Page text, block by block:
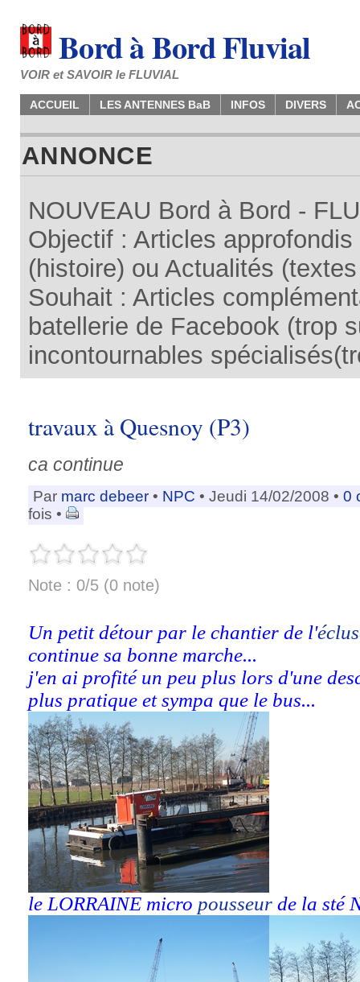
Bord à Bord Fluvial
VOIR et SAVOIR le FLUVIAL
ACCUEIL LES ANTENNES BaB INFOS DIVERS
ANNONCE
NOUVEAU Bord à Bord -
Objectif : Articles
(histoire) ou Actualités
Souhait : Articles
batellerie de Facebook (trop
incontournables
travaux à Quesnoy (P3)
ca continue
Par marc debeer • NPC • Jeudi 14/02/2008 • 0
fois •
Note : 0/5 (0 note)
Un petit détour par le chantier de l'
continue sa bonne marche...
j'en ai profité un peu plus lors d'une
plus pratique et sympa que le bus...
le LORRAINE micro pousseur de la sté